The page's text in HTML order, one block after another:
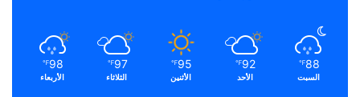
88
℉
السبت
92
℉
الأحد
95
℉
الأثنين
97
℉
الثلاثاء
98
℉
الأربعاء